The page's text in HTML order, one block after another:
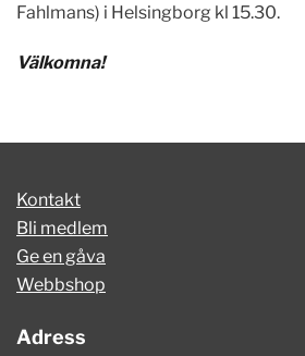
Fahlmans) i Helsingborg kl 15.30.
Välkomna!
Kontakt
Bli medlem
Ge en gåva
Webbshop
Adress